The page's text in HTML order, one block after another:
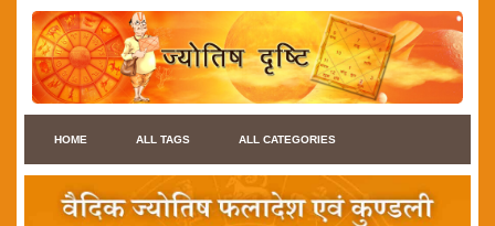
HOME ALL TAGS ALL CATEGORIES